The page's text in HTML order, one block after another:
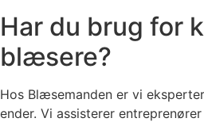
Har du brug for
blæsere?
Hos Blæsemanden er vi
ender. Vi assisterer